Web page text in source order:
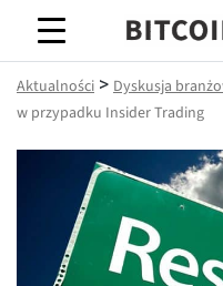
Aktualności > Dyskusja
w przypadku Insider Trading